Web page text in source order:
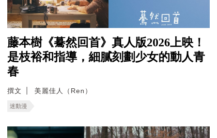
藤本樹《驀然回首》真人版2026上映！
是枝裕和指導，細膩刻劃少女的動人青
春
撰文 美麗佳人（Ren）
迷動漫